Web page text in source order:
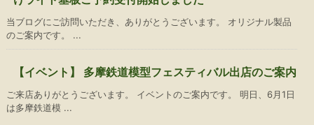
当ブログにご訪問いただき、ありがとうございます。 オリジナル製品
のご案内です。 ...
【イベント】 多摩鉄道模型フェスティバル出店のご案内
ご来店ありがとうございます。 イベントのご案内です。 明日、6月1日
は多摩鉄道模 ...